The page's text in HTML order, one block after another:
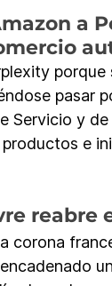
a
pasar
Servicio y
e
corona